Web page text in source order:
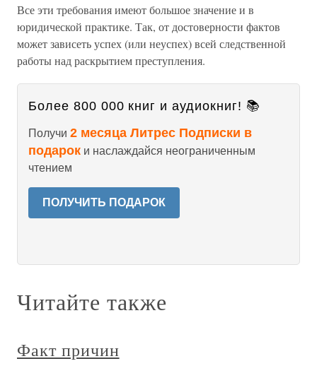
Все эти требования имеют большое значение и в
юридической практике. Так, от достоверности фактов
может зависеть успех (или неуспех) всей следственной
работы над раскрытием преступления.
Более 800 000 книг и аудиокниг! 📚
Получи 2 месяца Литрес Подписки в
подарок и наслаждайся неограниченным
чтением
ПОЛУЧИТЬ ПОДАРОК
Читайте также
Факт причин